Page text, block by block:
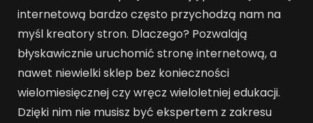
internetową bardzo często przychodzą nam na
myśl kreatory stron. Dlaczego? Pozwalają
błyskawicznie uruchomić stronę internetową, a
nawet niewielki sklep bez konieczności
wielomiesięcznej czy wręcz wieloletniej edukacji.
Dzięki nim nie musisz być ekspertem z zakresu